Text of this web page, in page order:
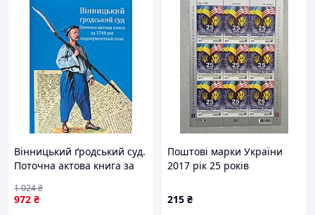
Вінницький ґродський суд.
Поточна актова книга за
опис
972 ₴
1 024₴
Поштові марки України
2017 рік 25 років
дипломатичних відносин
між Україною і США
215 ₴